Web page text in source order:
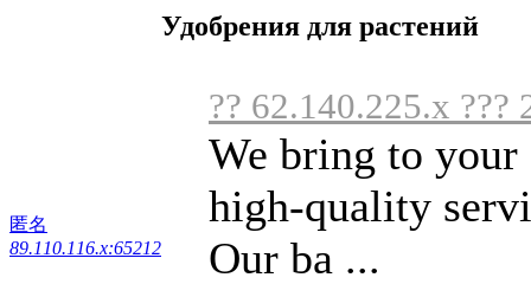
匿名
89.110.116.x:65212
Удобрения для растений
?? 62.140.225.x ???
We bring to your
high-quality
Our ba ...